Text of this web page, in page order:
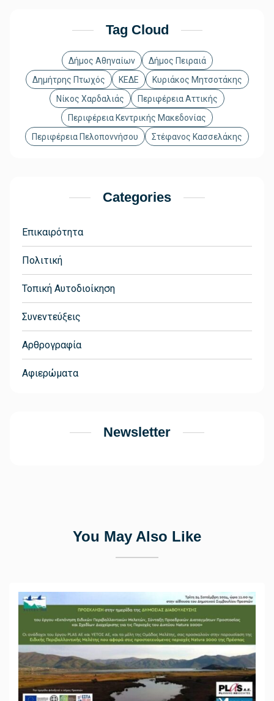
Tag Cloud
Δήμος Αθηναίων
Δήμος Πειραιά
Δημήτρης Πτωχός
ΚΕΔΕ
Κυριάκος Μητσοτάκης
Νίκος Χαρδαλιάς
Περιφέρεια Αττικής
Περιφέρεια Κεντρικής Μακεδονίας
Περιφέρεια Πελοποννήσου
Στέφανος Κασσελάκης
Categories
Επικαιρότητα
Πολιτική
Τοπική Αυτοδιοίκηση
Συνεντεύξεις
Αρθρογραφία
Αφιερώματα
Newsletter
You May Also Like